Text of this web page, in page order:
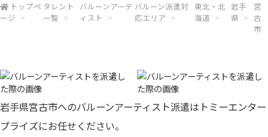
トップペ
ージ
タレント
一覧
バルーンアーテ
ィスト
バルーン派遣対
応エリア
東北・北
海道
岩手
県
宮
古
市
岩手県宮古市へのバルーンアーティスト派遣はトミーエンター
プライズにお任せください。